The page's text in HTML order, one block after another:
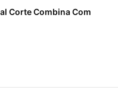
Corte Combina Com